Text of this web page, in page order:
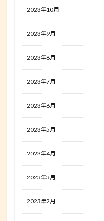
2023年10月
2023年9月
2023年8月
2023年7月
2023年6月
2023年5月
2023年4月
2023年3月
2023年2月